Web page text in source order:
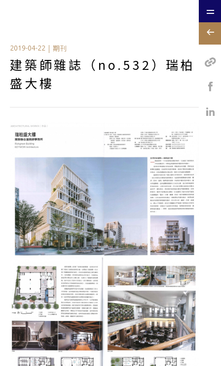
2019-04-22 | 期刊
建築師雜誌（no.532）瑞柏
盛大樓